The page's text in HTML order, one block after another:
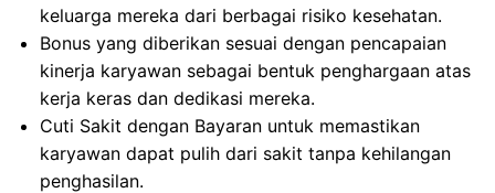
keluarga mereka dari berbagai risiko kesehatan.
Bonus yang diberikan sesuai dengan pencapaian
kinerja karyawan sebagai bentuk penghargaan atas
kerja keras dan dedikasi mereka.
Cuti Sakit dengan Bayaran untuk memastikan
karyawan dapat pulih dari sakit tanpa kehilangan
penghasilan.